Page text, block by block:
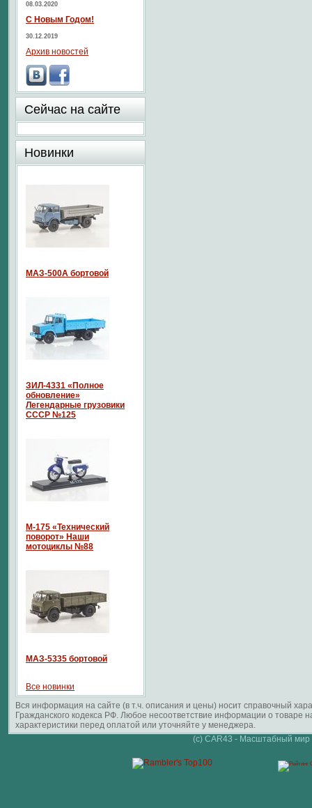
08.03.2020
С Новым Годом!
30.12.2019
Архив новостей
Сейчас на сайте
Новинки
МАЗ-500А бортовой
ЗИЛ-4331 «Полное
обновление»
Легендарные грузовики
СССР №125
М-175 «Технический
поворот» Наши
мотоциклы №88
МАЗ-5335 бортовой
Все новинки
Вся информация на сайте (в т.ч. описания и цены) носит справочный
Гражданского кодекса РФ. Любое несоответствие информации о
характеристики перед оплатой или уточняйте у менеджера.
(c) CAR43 - Масштабный мир